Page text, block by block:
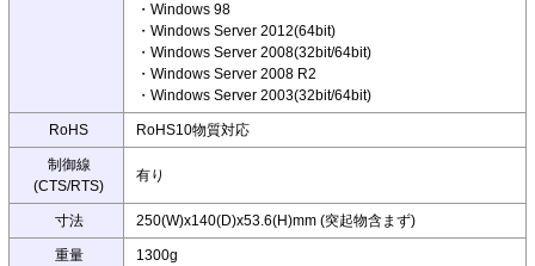
・Windows 98
・Windows Server 2012(64bit)
・Windows Server 2008(32bit/64bit)
・Windows Server 2008 R2
・Windows Server 2003(32bit/64bit)
RoHS RoHS10物質対応
制御線
(CTS/RTS)
有り
寸法 250(W)x140(D)x53.6(H)mm (突起物含まず)
重量 1300g